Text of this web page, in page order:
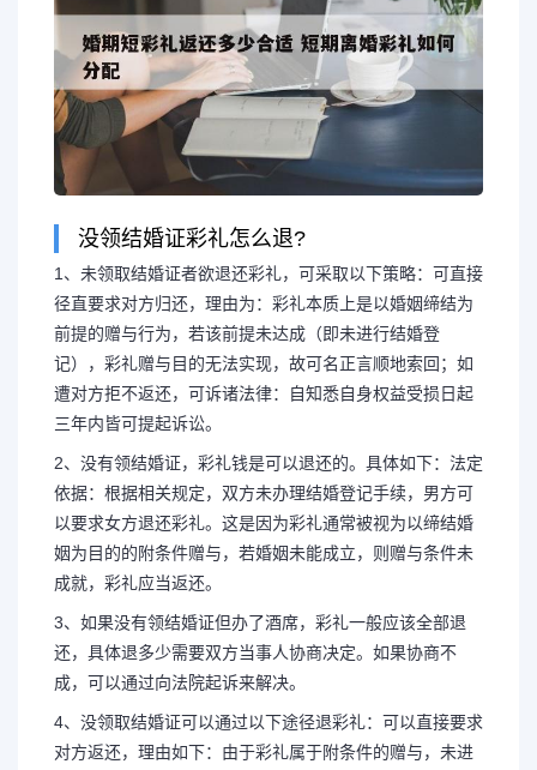
没领结婚证彩礼怎么退?
1、未领取结婚证者欲退还彩礼，可采取以下策略：可直接
径直要求对方归还，理由为：彩礼本质上是以婚姻缔结为
前提的赠与行为，若该前提未达成（即未进行结婚登
记），彩礼赠与目的无法实现，故可名正言顺地索回；如
遭对方拒不返还，可诉诸法律：自知悉自身权益受损日起
三年内皆可提起诉讼。
2、没有领结婚证，彩礼钱是可以退还的。具体如下：法定
依据：根据相关规定，双方未办理结婚登记手续，男方可
以要求女方退还彩礼。这是因为彩礼通常被视为以缔结婚
姻为目的的附条件赠与，若婚姻未能成立，则赠与条件未
成就，彩礼应当返还。
3、如果没有领结婚证但办了酒席，彩礼一般应该全部退
还，具体退多少需要双方当事人协商决定。如果协商不
成，可以通过向法院起诉来解决。
4、没领取结婚证可以通过以下途径退彩礼：可以直接要求
对方返还，理由如下：由于彩礼属于附条件的赠与，未进
长按图片识别二维